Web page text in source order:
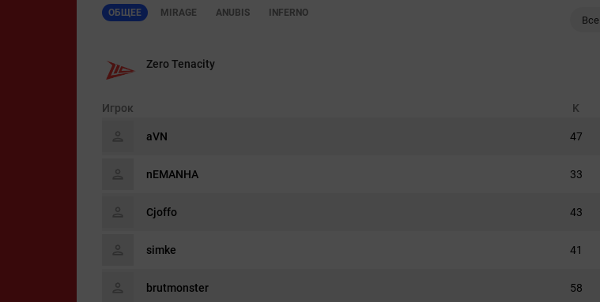
ОБЩЕЕ MIRAGE ANUBIS INFERNO
Все
Zero Tenacity
Игрок K
aVN 47
nEMANHA 33
Cjoffo 43
simke 41
brutmonster 58